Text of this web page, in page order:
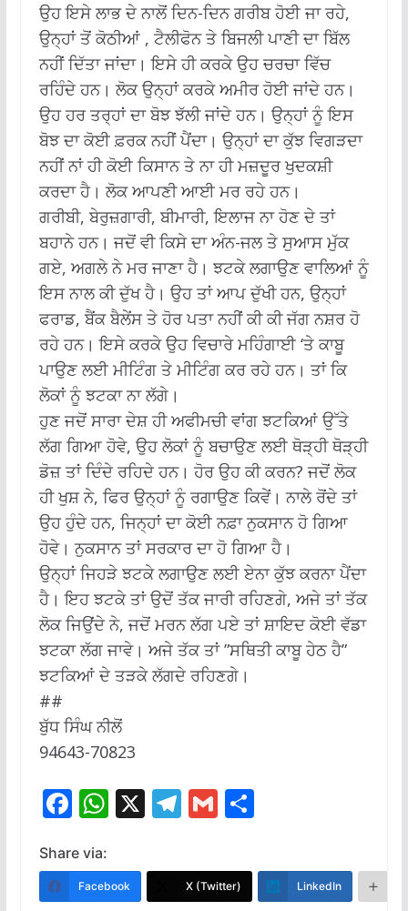
ਉਹ ਇਸੇ ਲਾਭ ਦੇ ਨਾਲੋਂ ਦਿਨ-ਦਿਨ ਗਰੀਬ ਹੋਈ ਜਾ ਰਹੇ,
ਉਨ੍ਹਾਂ ਤੋਂ ਕੋਠੀਆਂ , ਟੈਲੀਫੋਨ ਤੇ ਬਿਜਲੀ ਪਾਣੀ ਦਾ ਬਿੱਲ
ਨਹੀਂ ਦਿੱਤਾ ਜਾਂਦਾ। ਇਸੇ ਹੀ ਕਰਕੇ ਉਹ ਚਰਚਾ ਵਿੱਚ
ਰਹਿੰਦੇ ਹਨ। ਲੋਕ ਉਨ੍ਹਾਂ ਕਰਕੇ ਅਮੀਰ ਹੋਈ ਜਾਂਦੇ ਹਨ।
ਉਹ ਹਰ ਤਰ੍ਹਾਂ ਦਾ ਬੋਝ ਝੱਲੀ ਜਾਂਦੇ ਹਨ। ਉਨ੍ਹਾਂ ਨੂੰ ਇਸ
ਬੋਝ ਦਾ ਕੋਈ ਫ਼ਰਕ ਨਹੀਂ ਪੈਂਦਾ। ਉਨ੍ਹਾਂ ਦਾ ਕੁੱਝ ਵਿਗੜਦਾ
ਨਹੀਂ ਨਾਂ ਹੀ ਕੋਈ ਕਿਸਾਨ ਤੇ ਨਾ ਹੀ ਮਜ਼ਦੂਰ ਖੁਦਕਸ਼ੀ
ਕਰਦਾ ਹੈ। ਲੋਕ ਆਪਣੀ ਆਈ ਮਰ ਰਹੇ ਹਨ।
ਗਰੀਬੀ, ਬੇਰੁਜ਼ਗਾਰੀ, ਬੀਮਾਰੀ, ਇਲਾਜ ਨਾ ਹੋਣ ਦੇ ਤਾਂ
ਬਹਾਨੇ ਹਨ। ਜਦੋਂ ਵੀ ਕਿਸੇ ਦਾ ਅੰਨ-ਜਲ ਤੇ ਸੁਆਸ ਮੁੱਕ
ਗਏ, ਅਗਲੇ ਨੇ ਮਰ ਜਾਣਾ ਹੈ। ਝਟਕੇ ਲਗਾਉਣ ਵਾਲਿਆਂ ਨੂੰ
ਇਸ ਨਾਲ ਕੀ ਦੁੱਖ ਹੈ। ਉਹ ਤਾਂ ਆਪ ਦੁੱਖੀ ਹਨ, ਉਨ੍ਹਾਂ
ਫਰਾਡ, ਬੈਂਕ ਬੈਲੇਂਸ ਤੇ ਹੋਰ ਪਤਾ ਨਹੀਂ ਕੀ ਕੀ ਜੱਗ ਨਸ਼ਰ ਹੋ
ਰਹੇ ਹਨ। ਇਸੇ ਕਰਕੇ ਉਹ ਵਿਚਾਰੇ ਮਹਿੰਗਾਈ ‘ਤੇ ਕਾਬੂ
ਪਾਉਣ ਲਈ ਮੀਟਿੰਗ ਤੇ ਮੀਟਿੰਗ ਕਰ ਰਹੇ ਹਨ। ਤਾਂ ਕਿ
ਲੋਕਾਂ ਨੂੰ ਝਟਕਾ ਨਾ ਲੱਗੇ।
ਹੁਣ ਜਦੋਂ ਸਾਰਾ ਦੇਸ਼ ਹੀ ਅਫੀਮਚੀ ਵਾਂਗ ਝਟਕਿਆਂ ਉੱਤੇ
ਲੱਗ ਗਿਆ ਹੋਵੇ, ਉਹ ਲੋਕਾਂ ਨੂੰ ਬਚਾਉਣ ਲਈ ਥੋੜ੍ਹੀ ਥੋੜ੍ਹੀ
ਡੋਜ਼ ਤਾਂ ਦਿੰਦੇ ਰਹਿਦੇ ਹਨ। ਹੋਰ ਉਹ ਕੀ ਕਰਨ? ਜਦੋਂ ਲੋਕ
ਹੀ ਖੁਸ਼ ਨੇ, ਫਿਰ ਉਨ੍ਹਾਂ ਨੂੰ ਰਗਾਉਣ ਕਿਵੇਂ। ਨਾਲੇ ਰੋਂਦੇ ਤਾਂ
ਉਹ ਹੁੰਦੇ ਹਨ, ਜਿਨ੍ਹਾਂ ਦਾ ਕੋਈ ਨਫ਼ਾ ਨੁਕਸਾਨ ਹੋ ਗਿਆ
ਹੋਵੇ। ਨੁਕਸਾਨ ਤਾਂ ਸਰਕਾਰ ਦਾ ਹੋ ਗਿਆ ਹੈ।
ਉਨ੍ਹਾਂ ਜਿਹੜੇ ਝਟਕੇ ਲਗਾਉਣ ਲਈ ਏਨਾ ਕੁੱਝ ਕਰਨਾ ਪੈਂਦਾ
ਹੈ। ਇਹ ਝਟਕੇ ਤਾਂ ਉਦੋਂ ਤੱਕ ਜਾਰੀ ਰਹਿਣਗੇ, ਅਜੇ ਤਾਂ ਤੱਕ
ਲੋਕ ਜਿਉਂਦੇ ਨੇ, ਜਦੋਂ ਮਰਨ ਲੱਗ ਪਏ ਤਾਂ ਸ਼ਾਇਦ ਕੋਈ ਵੱਡਾ
ਝਟਕਾ ਲੱਗ ਜਾਵੇ। ਅਜੇ ਤੱਕ ਤਾਂ ”ਸਥਿਤੀ ਕਾਬੂ ਹੇਠ ਹੈ”
ਝਟਕਿਆਂ ਦੇ ਤੜਕੇ ਲੱਗਦੇ ਰਹਿਣਗੇ।
##
ਬੁੱਧ ਸਿੰਘ ਨੀਲੋਂ
94643-70823
F
e
b
W
at
s
X T
e
gr
G
ai
l
S
ar
e
Share via:
Facebook X (Twitter) LinkedIn